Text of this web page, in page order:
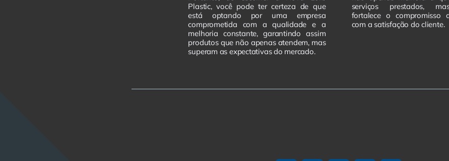
Plastic, você pode ter certeza de que
está optando por uma empresa
comprometida com a qualidade e a
melhoria constante, garantindo assim
produtos que não apenas atendem, mas
superam as expectativas do mercado.
serviços prestados,
fortalece o compromisso
com a satisfação do cliente.